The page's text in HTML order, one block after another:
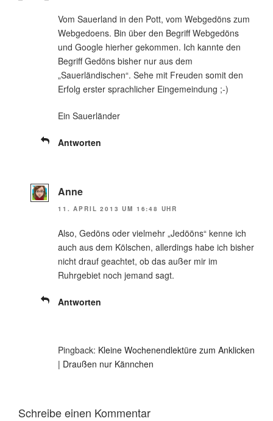
Vom Sauerland in den Pott, vom Webgedöns zum
Webgedoens. Bin über den Begriff Webgedöns
und Google hierher gekommen. Ich kannte den
Begriff Gedöns bisher nur aus dem
„Sauerländischen“. Sehe mit Freuden somit den
Erfolg erster sprachlicher Eingemeindung ;-)
Ein Sauerländer
Antworten
Anne
11. APRIL 2013 UM 16:48 UHR
Also, Gedöns oder vielmehr „Jedööns“ kenne ich
auch aus dem Kölschen, allerdings habe ich bisher
nicht drauf geachtet, ob das außer mir im
Ruhrgebiet noch jemand sagt.
Antworten
Pingback: Kleine Wochenendlektüre zum Anklicken
| Draußen nur Kännchen
Schreibe einen Kommentar